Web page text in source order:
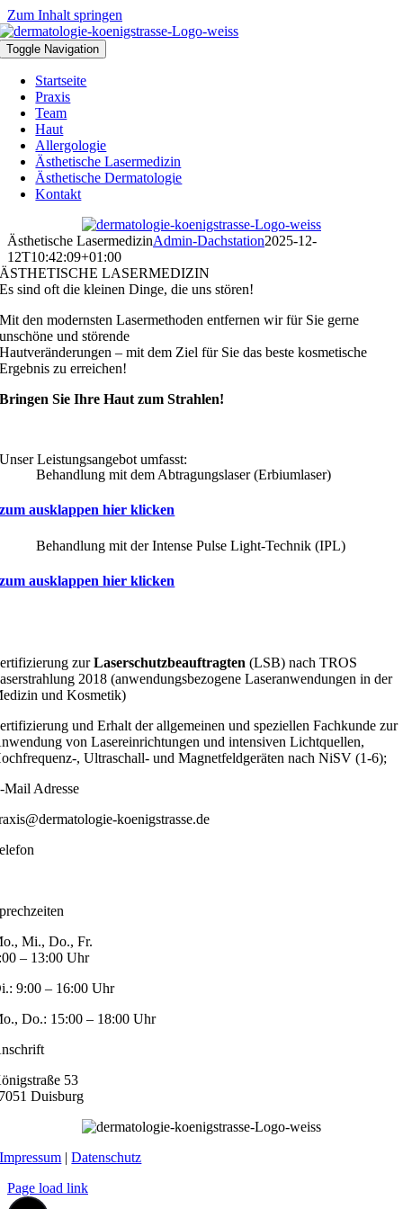
Zum Inhalt springen
Toggle Navigation
Startseite
Praxis
Team
Haut
Allergologie
Ästhetische Lasermedizin
Ästhetische Dermatologie
Kontakt
Ästhetische LasermedizinAdmin-Dachstation2025-12-
12T10:42:09+01:00
ÄSTHETISCHE LASERMEDIZIN
Es sind oft die kleinen Dinge, die uns stören!
Mit den modernsten Lasermethoden entfernen wir für Sie gerne
unschöne und störende
Hautveränderungen – mit dem Ziel für Sie das beste kosmetische
Ergebnis zu erreichen!
Bringen Sie Ihre Haut zum Strahlen!
Unser Leistungsangebot umfasst:
Behandlung mit dem Abtragungslaser (Erbiumlaser)
zum ausklappen hier klicken
Behandlung mit der Intense Pulse Light-Technik (IPL)
zum ausklappen hier klicken
zurLaserschutzbeauftragten (LSB) nach TROS
2018 (anwendungsbezogene Laseranwendungen in der
und Kosmetik)
und Erhalt der allgemeinen und speziellen Fachkunde zur
von Lasereinrichtungen und intensiven Lichtquellen,
, Ultraschall- und Magnetfeldgeräten nach NiSV (1-6);
Mail Adresse
koenigstrasse.de
Mi., Do., Fr.
– 13:00 Uhr
9:00 – 16:00 Uhr
Do.: 15:00 – 18:00 Uhr
53
Duisburg
Impressum |Datenschutz
Page load link